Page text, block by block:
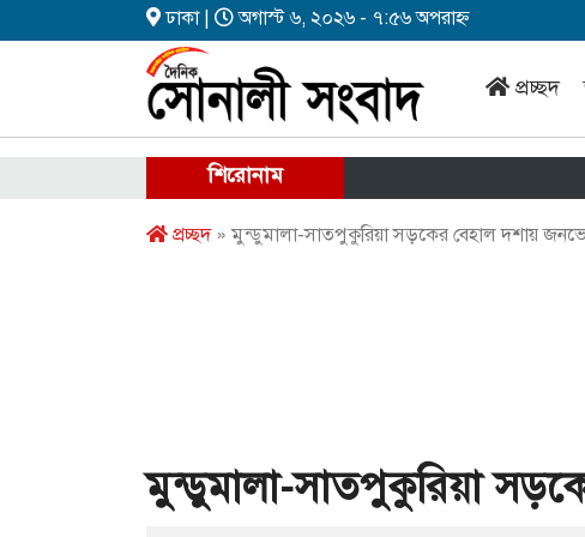
ঢাকা | অগাস্ট ৬, ২০২৬ - ৭:৫৬ অপরাহ্ন
প্রচ্ছদ
শিরোনাম
প্রচ্ছদ» মুন্ডুমালা-সাতপুকুরিয়া সড়কের বেহাল দশায়
মুন্ডুমালা-সাতপুকুরিয়া